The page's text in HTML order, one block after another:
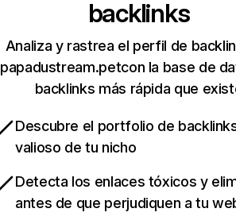
backlinks
Analiza y rastrea el perfil de
papadustream.petcon la base de
backlinks más rápida que
Descubre el portfolio de
valioso de tu nicho
Detecta los enlaces tóxicos y
antes de que perjudiquen a tu